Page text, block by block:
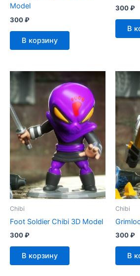
Model
300₽
В корзину
300₽
В
Chibi
Foot Soldier Chibi 3D Model
300₽
В корзину
Chibi
300₽
В